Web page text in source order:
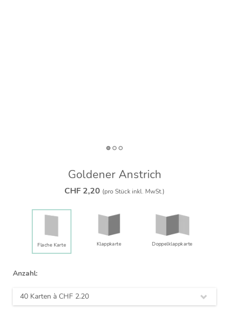
Goldener Anstrich
CHF 2,20 (pro Stück inkl. MwSt.)
Flache Karte Klappkarte Doppelklapp­karte
Anzahl:
40 Karten à CHF 2.20